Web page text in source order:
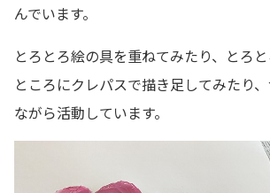
んでいます。
とろとろ絵の具を重ねてみたり、とろ
ところにクレパスで描き足してみたり
ながら活動しています。